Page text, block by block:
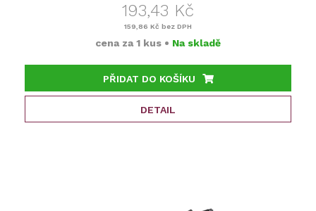
193,43 Kč
159,86 Kč bez DPH
cena za 1 kus • Na skladě
PŘIDAT DO KOŠÍKU
DETAIL